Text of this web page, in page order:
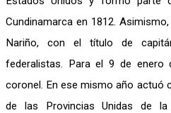
Cundinamarca en 1812.
Nariño, con el título de
federalistas. Para el 9 de enero
coronel. En ese mismo año actuó
de las Provincias Unidas de